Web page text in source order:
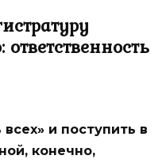
и поступить в
конечно,